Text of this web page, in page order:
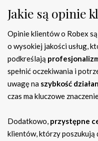
Jakie są opinie
Opinie klientów o Robex
o wysokiej jakości usług,
podkreślają
spełnić oczekiwania i
uwagę na szybkość
czas ma kluczowe
Dodatkowo, przystępne
klientów, którzy poszukują